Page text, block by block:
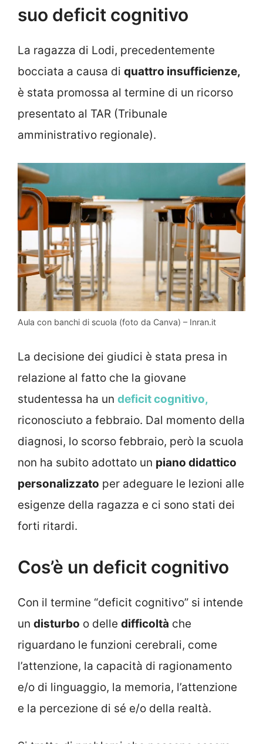
suo deficit cognitivo
La ragazza di Lodi, precedentemente
bocciata a causa di quattro insufficienze,
è stata promossa al termine di un ricorso
presentato al TAR (Tribunale
amministrativo regionale).
Aula con banchi di scuola (foto da Canva) – Inran.it
La decisione dei giudici è stata presa in
relazione al fatto che la giovane
studentessa ha un deficit cognitivo,
riconosciuto a febbraio. Dal momento della
diagnosi, lo scorso febbraio, però la scuola
non ha subito adottato un piano didattico
personalizzato per adeguare le lezioni alle
esigenze della ragazza e ci sono stati dei
forti ritardi.
Cos’è un deficit cognitivo
Con il termine “deficit cognitivo” si intende
un disturbo o delle difficoltà che
riguardano le funzioni cerebrali, come
l’attenzione, la capacità di ragionamento
e/o di linguaggio, la memoria, l’attenzione
e la percezione di sé e/o della realtà.